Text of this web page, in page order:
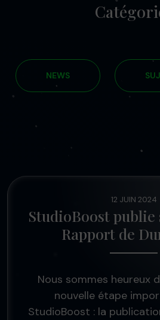
NEWS
12 JUIN 2024
StudioBoost
Rapport de
Nous sommes heureux
nouvelle étape
StudioBoost : la